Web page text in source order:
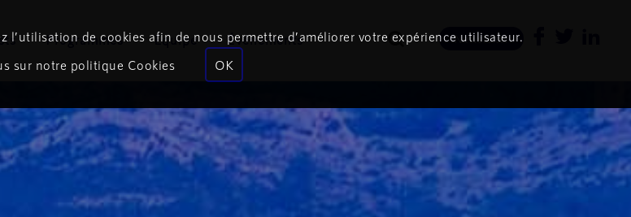
Newsletter
Programmes Équipe Événements
de cookies afin de nous permettre d’améliorer votre expérience utilisateur.
sur notre politique Cookies
OK